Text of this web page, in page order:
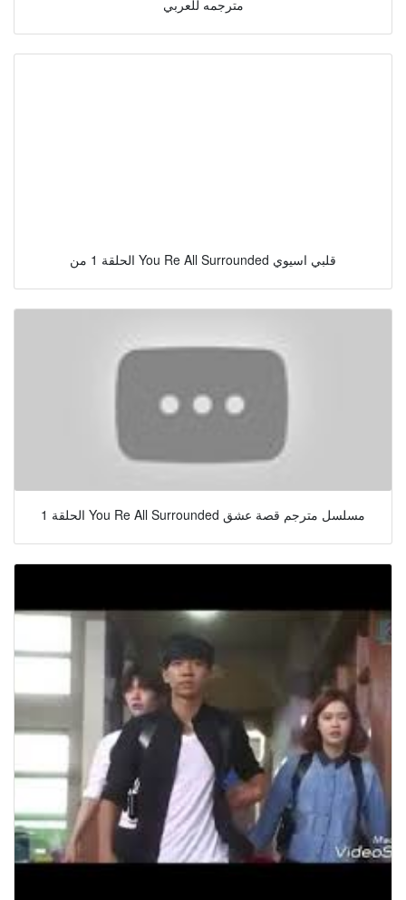
مترجمه للعربي
الحلقة 1 من You Re All Surrounded قلبي اسيوي
الحلقة 1 You Re All Surrounded مسلسل مترجم قصة عشق